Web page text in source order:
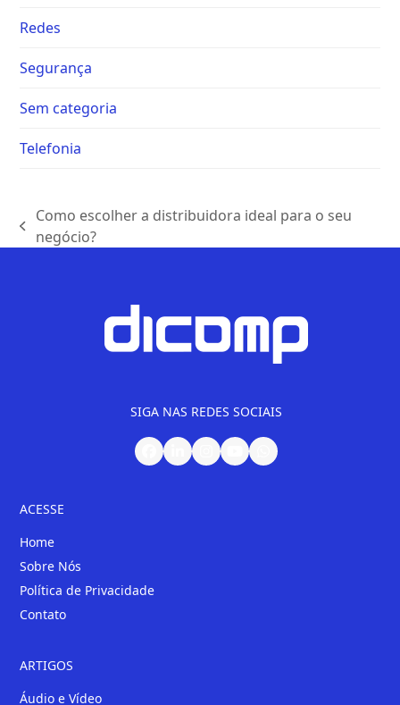
Redes
Segurança
Sem categoria
Telefonia
Como escolher a distribuidora ideal para o seu
negócio?
SIGA NAS REDES SOCIAIS
ACESSE
Home
Sobre Nós
Política de Privacidade
Contato
ARTIGOS
Áudio e Vídeo